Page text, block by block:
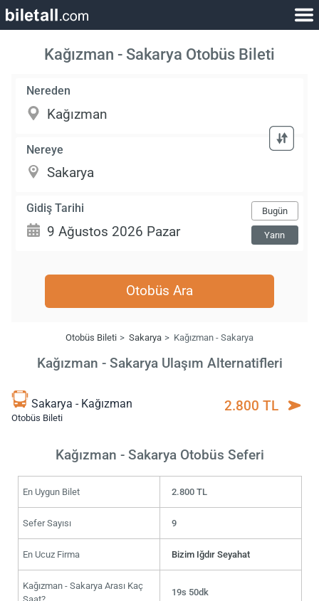
Kağızman - Sakarya Otobüs Bileti
Nereden
Nereye
Gidiş Tarihi Bugün
Yarın
Otobüs Ara
Otobüs Bileti Sakarya Kağızman - Sakarya
Kağızman - Sakarya Ulaşım Alternatifleri
Sakarya - Kağızman
Otobüs Bileti
2.800 TL
Kağızman - Sakarya Otobüs Seferi
En Uygun Bilet 2.800 TL
Sefer Sayısı 9
En Ucuz Firma Bizim Iğdır Seyahat
Kağızman - Sakarya Arası Kaç
19s 50dk